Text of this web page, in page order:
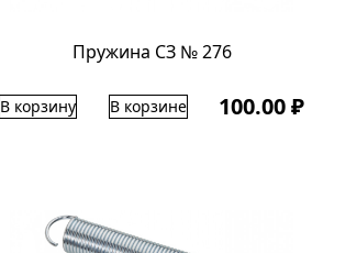
Пружина СЗ № 276
В корзину В корзине 100.00 ₽